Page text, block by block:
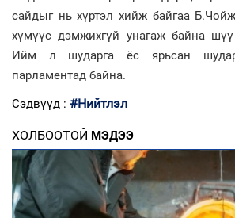
сайдыг нь хүртэл хийж байгаа
хүмүүс дэмжихгүй унагаж байна
Ийм л шударга ёс ярьсан
парламентад байна.
Сэдвүүд : #Нийтлэл
ХОЛБООТОЙ МЭДЭЭ